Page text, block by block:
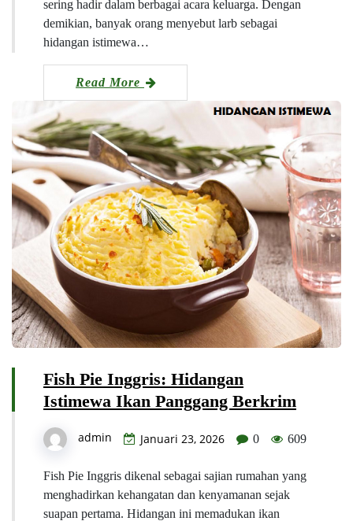
sering hadir dalam berbagai acara keluarga. Dengan
demikian, banyak orang menyebut larb sebagai
hidangan istimewa…
Read More
Fish Pie Inggris: Hidangan
Istimewa Ikan Panggang Berkrim
admin Januari 23, 2026 0 609
Fish Pie Inggris dikenal sebagai sajian rumahan yang
menghadirkan kehangatan dan kenyamanan sejak
suapan pertama. Hidangan ini memadukan ikan